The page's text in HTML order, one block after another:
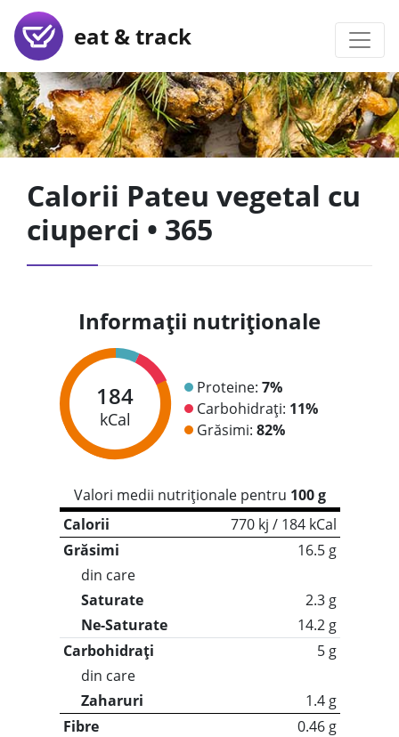
eat & track
Calorii Pateu vegetal cu
ciuperci • 365
Informații nutriționale
184
kCal
Proteine: 7%
Carbohidrați: 11%
Grăsimi: 82%
Valori medii nutriționale pentru 100 g
Calorii
770 kj / 184 kCal
Grăsimi
16.5 g
din care
Saturate
2.3 g
Ne-Saturate
14.2 g
Carbohidrați
5 g
din care
Zaharuri
1.4 g
Fibre
0.46 g